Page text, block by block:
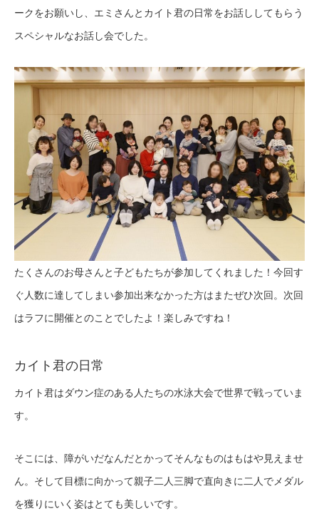
ークをお願いし、エミさんとカイト君の日常をお話ししてもらう
スペシャルなお話し会でした。
たくさんのお母さんと子どもたちが参加してくれました！今回す
ぐ人数に達してしまい参加出来なかった方はまたぜひ次回。次回
はラフに開催とのことでしたよ！楽しみですね！
カイト君の日常
カイト君はダウン症のある人たちの水泳大会で世界で戦っていま
す。
そこには、障がいだなんだとかってそんなものはもはや見えませ
ん。そして目標に向かって親子二人三脚で直向きに二人でメダル
を獲りにいく姿はとても美しいです。